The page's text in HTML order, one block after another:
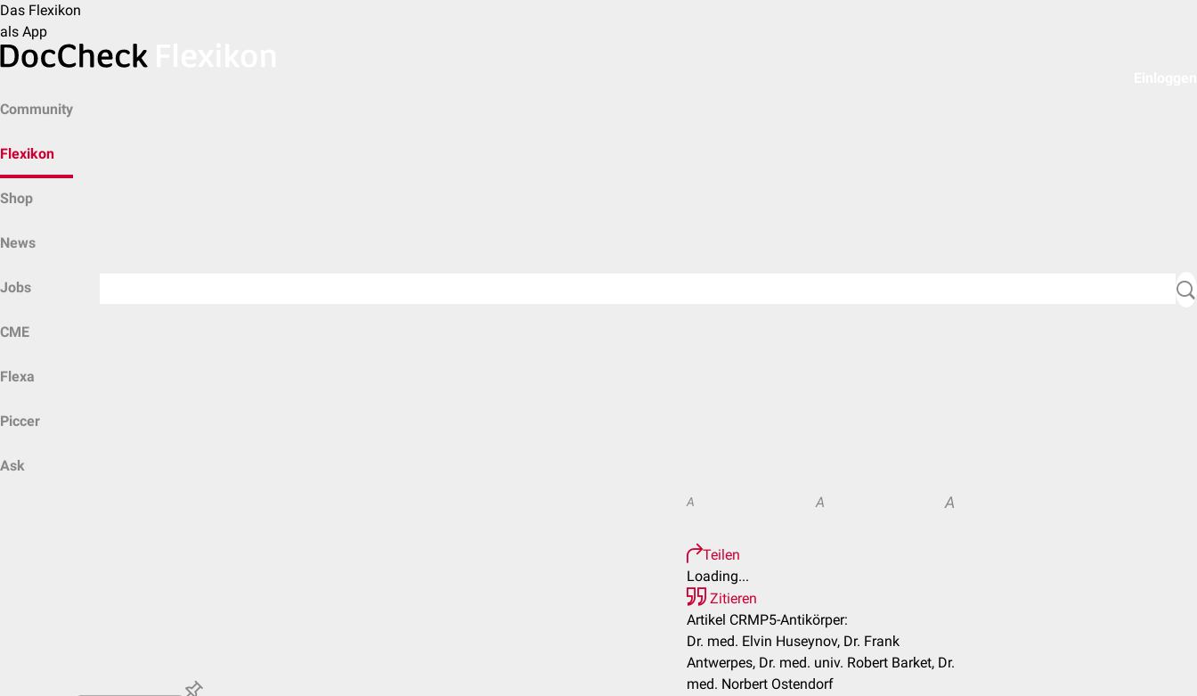
Das Flexikon
als App
Community
Flexikon
Shop
News
Jobs
CME
Flexa
Piccer
Ask
A A A
Teilen
Loading...
Zitieren
Artikel CRMP5-Antikörper:
Dr. med. Elvin Huseynov, Dr. Frank
Antwerpes, Dr. med. univ. Robert Barket, Dr.
med. Norbert Ostendorf